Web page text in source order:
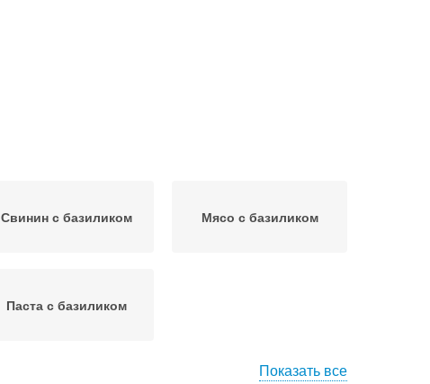
Свинин с базиликом Мясо с базиликом
Паста с базиликом
Показать все